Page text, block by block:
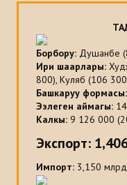
Борбору: Душанбе
Ири шаарлары:
800), Куляб (106
Башкаруу формасы:
Ээлеген аймагы:
Калкы: 9 126 000
Экспорт:
Импорт: 3,150